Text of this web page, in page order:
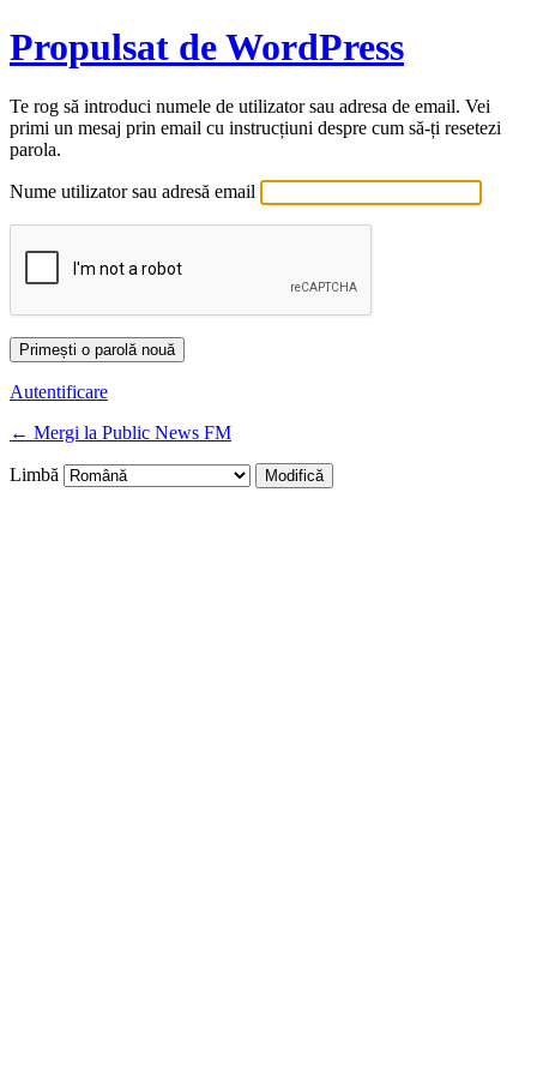
Propulsat de WordPress
Te rog să introduci numele de utilizator sau adresa de email. Vei
primi un mesaj prin email cu instrucțiuni despre cum să-ți resetezi
parola.
Nume utilizator sau adresă email
Autentificare
← Mergi la Public News FM
Limbă